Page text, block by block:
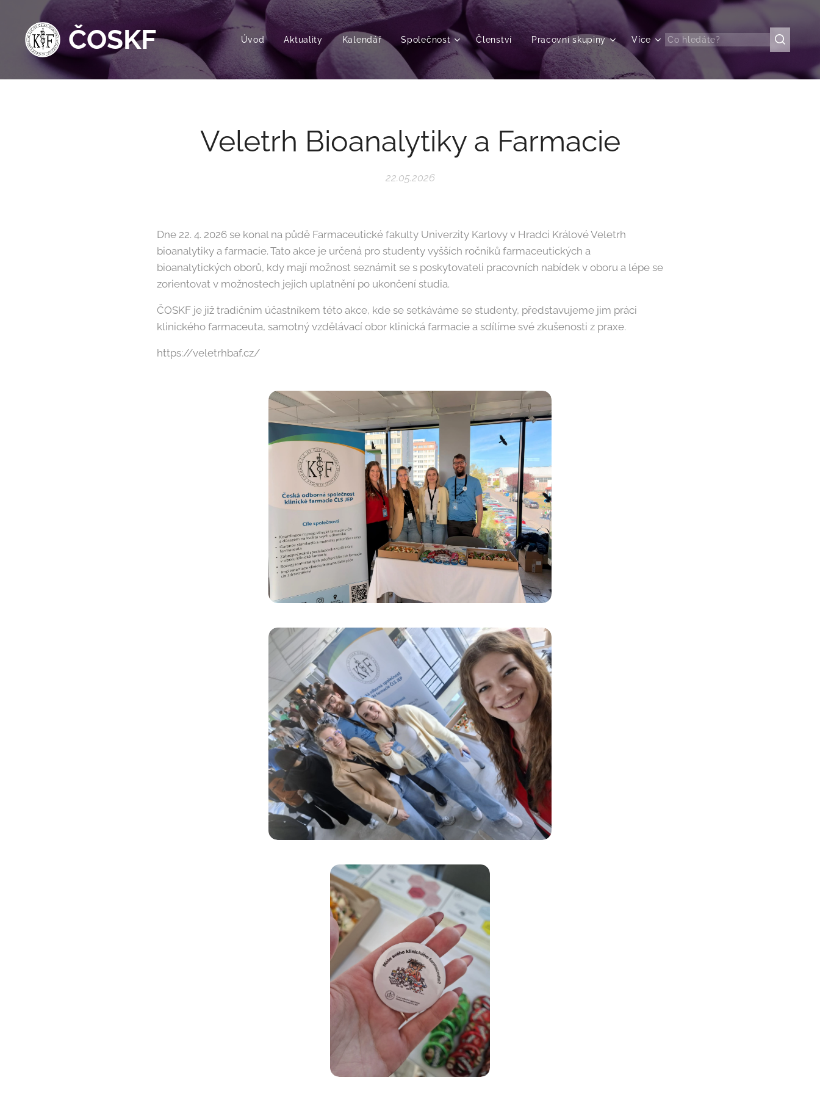
ČOSKF Úvod Aktuality Kalendář Společnost Členství Pracovní skupiny Více
Veletrh Bioanalytiky a Farmacie
22.05.2026
Dne 22. 4. 2026 se konal na půdě Farmaceutické fakulty Univerzity Karlovy v Hradci Králové Veletrh
bioanalytiky a farmacie. Tato akce je určená pro studenty vyšších ročníků farmaceutických a
bioanalytických oborů, kdy mají možnost seznámit se s poskytovateli pracovních nabídek v oboru a lépe se
zorientovat v možnostech jejich uplatnění po ukončení studia.
ČOSKF je již tradičním účastníkem této akce, kde se setkáváme se studenty, představujeme jim práci
klinického farmaceuta, samotný vzdělávací obor klinická farmacie a sdílíme své zkušenosti z praxe.
https://veletrhbaf.cz/